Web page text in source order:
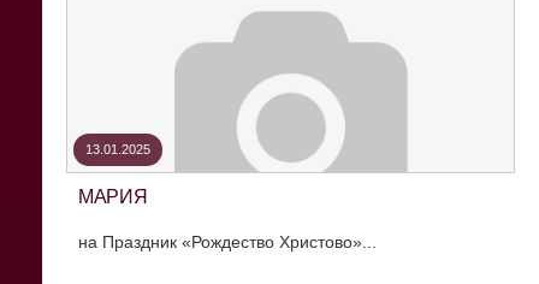
13.01.2025
МАРИЯ
на Праздник «Рождество Христово»...